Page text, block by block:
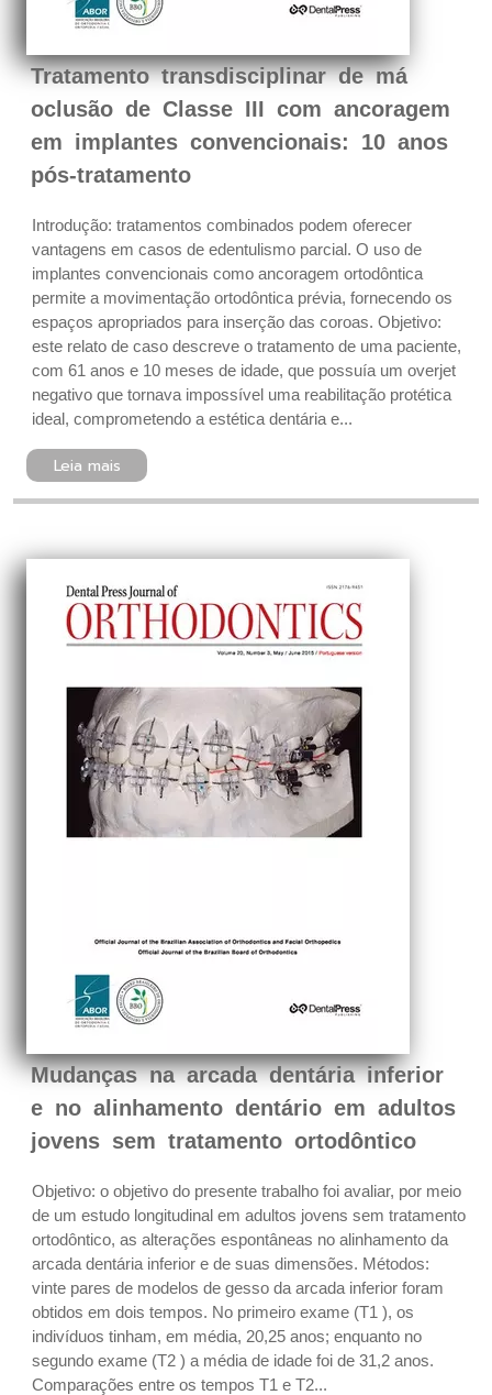
Tratamento transdisciplinar de má
oclusão de Classe III com ancoragem
em implantes convencionais: 10 anos
pós-tratamento
Introdução: tratamentos combinados podem oferecer
vantagens em casos de edentulismo parcial. O uso de
implantes convencionais como ancoragem ortodôntica
permite a movimentação ortodôntica prévia, fornecendo os
espaços apropriados para inserção das coroas. Objetivo:
este relato de caso descreve o tratamento de uma paciente,
com 61 anos e 10 meses de idade, que possuía um overjet
negativo que tornava impossível uma reabilitação protética
ideal, comprometendo a estética dentária e...
Leia mais
Mudanças na arcada dentária inferior
e no alinhamento dentário em adultos
jovens sem tratamento ortodôntico
Objetivo: o objetivo do presente trabalho foi avaliar, por meio
de um estudo longitudinal em adultos jovens sem tratamento
ortodôntico, as alterações espontâneas no alinhamento da
arcada dentária inferior e de suas dimensões. Métodos:
vinte pares de modelos de gesso da arcada inferior foram
obtidos em dois tempos. No primeiro exame (T1 ), os
indivíduos tinham, em média, 20,25 anos; enquanto no
segundo exame (T2 ) a média de idade foi de 31,2 anos.
Comparações entre os tempos T1 e T2...